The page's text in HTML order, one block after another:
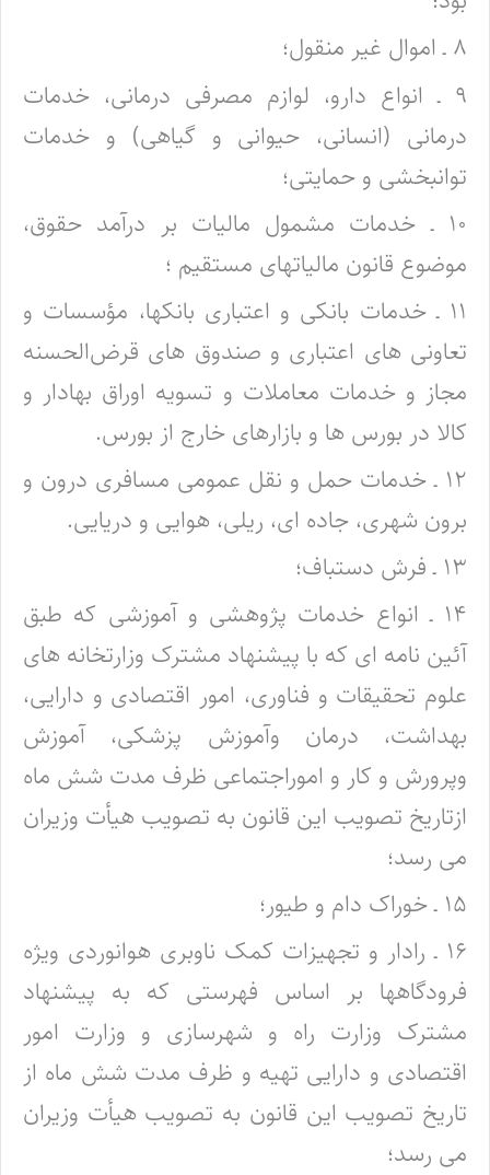
۸ ـ اموال غیر منقول؛
۹ ـ انواع دارو، لوازم مصرفی درمانی، خدمات
درمانی (انسانی، حیوانی و گیاهی) و خدمات
توانبخشی و حمایتی؛
۱۰ ـ خدمات مشمول مالیات بر درآمد حقوق،
موضوع قانون مالیاتهای مستقیم ؛
۱۱ ـ خدمات بانکی و اعتباری بانکها، مؤسسات و
تعاونی های اعتباری و صندوق های قرض‌الحسنه
مجاز و خدمات معاملات و تسویه اوراق بهادار و
کالا در بورس ها و بازارهای خارج از بورس.
۱۲ ـ خدمات حمل و نقل عمومی مسافری درون و
برون شهری، جاده ای، ریلی، هوایی و دریایی.
۱۳ ـ فرش دستباف؛
۱۴ ـ انواع خدمات پژوهشی و آموزشی که طبق
آئین نامه ای که با پیشنهاد مشترک وزارتخانه های
علوم تحقیقات و فناوری، امور اقتصادی و دارایی،
بهداشت، درمان وآموزش پزشکی، آموزش
وپرورش و کار و اموراجتماعی ظرف مدت شش ماه
ازتاریخ تصویب این قانون به تصویب هیأت وزیران
می رسد؛
۱۵ ـ خوراک دام و طیور؛
۱۶ ـ رادار و تجهیزات کمک ناوبری هوانوردی ویژه
فرودگاهها بر اساس فهرستی که به پیشنهاد
مشترک وزارت راه و شهرسازی و وزارت امور
اقتصادی و دارایی تهیه و ظرف مدت شش ماه از
تاریخ تصویب این قانون به تصویب هیأت وزیران
می رسد؛